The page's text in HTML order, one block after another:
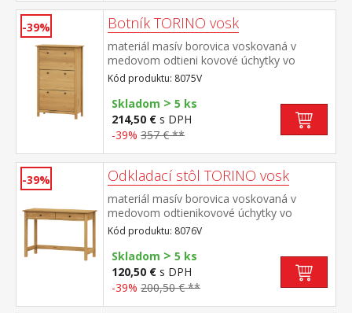
-39% Botník TORINO vosk
materiál masív borovica voskovaná v
medovom odtieni kovové úchytky vo
farebnom prevedení černená mosadz 3
dvojradové výklopy
Kód produktu: 8075V
Skladom > 5 ks
214,50 € s DPH
-39% 357 € **
-39% Odkladací stôl TORINO vosk
materiál masív borovica voskovaná v
medovom odtienikovové úchytky vo
farebnom prevedení černená mosadz dve
zásuvky s kovovými pojazdmi
Kód produktu: 8076V
Skladom > 5 ks
120,50 € s DPH
-39% 200,50 € **